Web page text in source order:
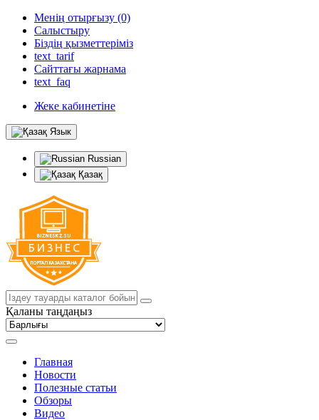
Менің отырғызу (0)
Салыстыру
Біздің қызметтеріміз
text_tarif
Сайттағы жарнама
text_faq
Жеке кабинетіне
Язык
Russian
Қазақ
Қаланы таңдаңыз
Главная
Новости
Полезные статьи
Обзоры
Видео